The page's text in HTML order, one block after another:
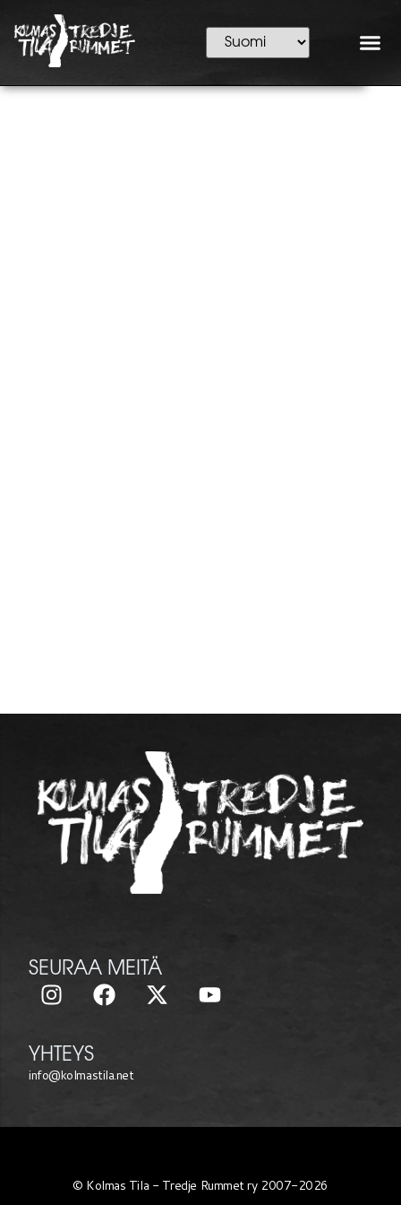
SEURAA MEITÄ
YHTEYS
info@kolmastila.net
© Kolmas Tila - Tredje Rummet ry 2007-2026